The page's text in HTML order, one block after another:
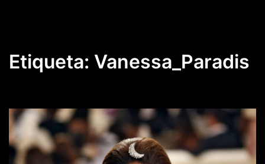
Etiqueta: Vanessa_Paradis